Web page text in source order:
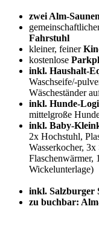
zwei Alm-Saunen
Fahrstuhl
kleiner, feiner
kostenlose
inkl. Haushalt-
Waschseife/-
Wäscheständer
inkl. Hunde-
mittelgroße
inkl. Baby-
2x Hochstuhl,
Wasserkocher,
Wickelunterlage)
inkl. Salzburger
zu buchbar: